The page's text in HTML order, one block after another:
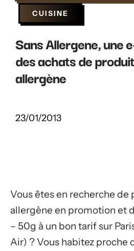
CUISINE
Sans Allergene, une
des achats de
allergène
23/01/2013
Vous êtes en recherche de
allergène en promotion et
– 50g à un bon tarif sur
Air) ? Vous habitez proche